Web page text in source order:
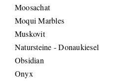
Moosachat
Moqui Marbles
Muskovit
Natursteine - Donaukiesel
Obsidian
Onyx